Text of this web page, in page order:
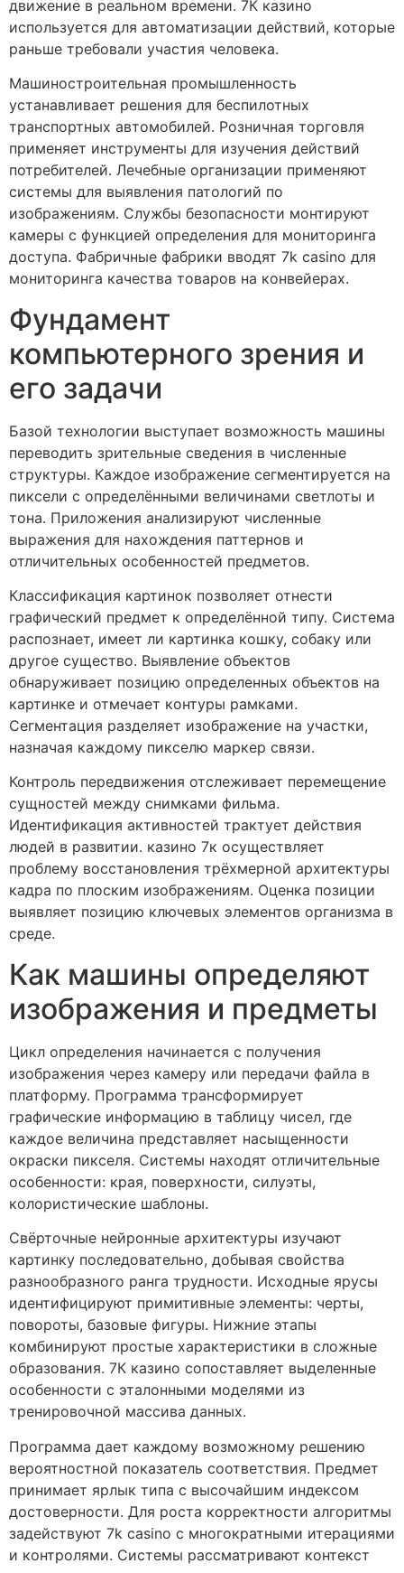
движение в реальном времени. 7К казино
используется для автоматизации действий, которые
раньше требовали участия человека.
Машиностроительная промышленность
устанавливает решения для беспилотных
транспортных автомобилей. Розничная торговля
применяет инструменты для изучения действий
потребителей. Лечебные организации применяют
системы для выявления патологий по
изображениям. Службы безопасности монтируют
камеры с функцией определения для мониторинга
доступа. Фабричные фабрики вводят 7k casino для
мониторинга качества товаров на конвейерах.
Фундамент
компьютерного зрения и
его задачи
Базой технологии выступает возможность машины
переводить зрительные сведения в численные
структуры. Каждое изображение сегментируется на
пиксели с определёнными величинами светлоты и
тона. Приложения анализируют численные
выражения для нахождения паттернов и
отличительных особенностей предметов.
Классификация картинок позволяет отнести
графический предмет к определённой типу. Система
распознает, имеет ли картинка кошку, собаку или
другое существо. Выявление объектов
обнаруживает позицию определенных объектов на
картинке и отмечает контуры рамками.
Сегментация разделяет изображение на участки,
назначая каждому пикселю маркер связи.
Контроль передвижения отслеживает перемещение
сущностей между снимками фильма.
Идентификация активностей трактует действия
людей в развитии. казино 7к осуществляет
проблему восстановления трёхмерной архитектуры
кадра по плоским изображениям. Оценка позиции
выявляет позицию ключевых элементов организма в
среде.
Как машины определяют
изображения и предметы
Цикл определения начинается с получения
изображения через камеру или передачи файла в
платформу. Программа трансформирует
графические информацию в таблицу чисел, где
каждое величина представляет насыщенности
окраски пикселя. Системы находят отличительные
особенности: края, поверхности, силуэты,
колористические шаблоны.
Свёрточные нейронные архитектуры изучают
картинку последовательно, добывая свойства
разнообразного ранга трудности. Исходные ярусы
идентифицируют примитивные элементы: черты,
повороты, базовые фигуры. Нижние этапы
комбинируют простые характеристики в сложные
образования. 7К казино сопоставляет выделенные
особенности с эталонными моделями из
тренировочной массива данных.
Программа дает каждому возможному решению
вероятностной показатель соответствия. Предмет
принимает ярлык типа с высочайшим индексом
достоверности. Для роста корректности алгоритмы
задействуют 7k casino с многократными итерациями
и контролями. Системы рассматривают контекст